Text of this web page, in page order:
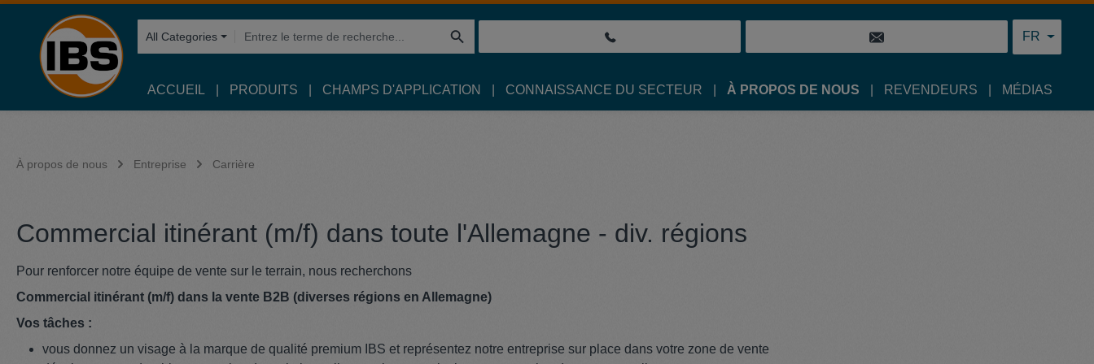
Passer à la navigation principale
All Categories FR
ACCUEIL PRODUITS CHAMPS D'APPLICATION CONNAISSANCE DU SECTEUR À PROPOS DE NOUS REVENDEURS MÉDIAS
À propos de nous Entreprise Carrière
Commercial itinérant (m/f) dans toute l'Allemagne - div. régions
Pour renforcer notre équipe de vente sur le terrain, nous recherchons
Commercial itinérant (m/f) dans la vente B2B (diverses régions en Allemagne)
Vos tâches :
vous donnez un visage à la marque de qualité premium IBS et représentez notre entreprise sur place dans votre zone de vente